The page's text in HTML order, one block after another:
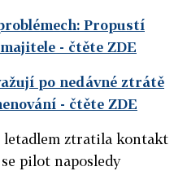
Propustí
- čtěte ZDE
po nedávné ztrátě
- čtěte ZDE
letadlem ztratila kontakt
pilot naposledy